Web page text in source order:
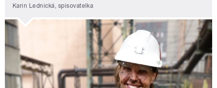
Karin Lednická, spisovatelka